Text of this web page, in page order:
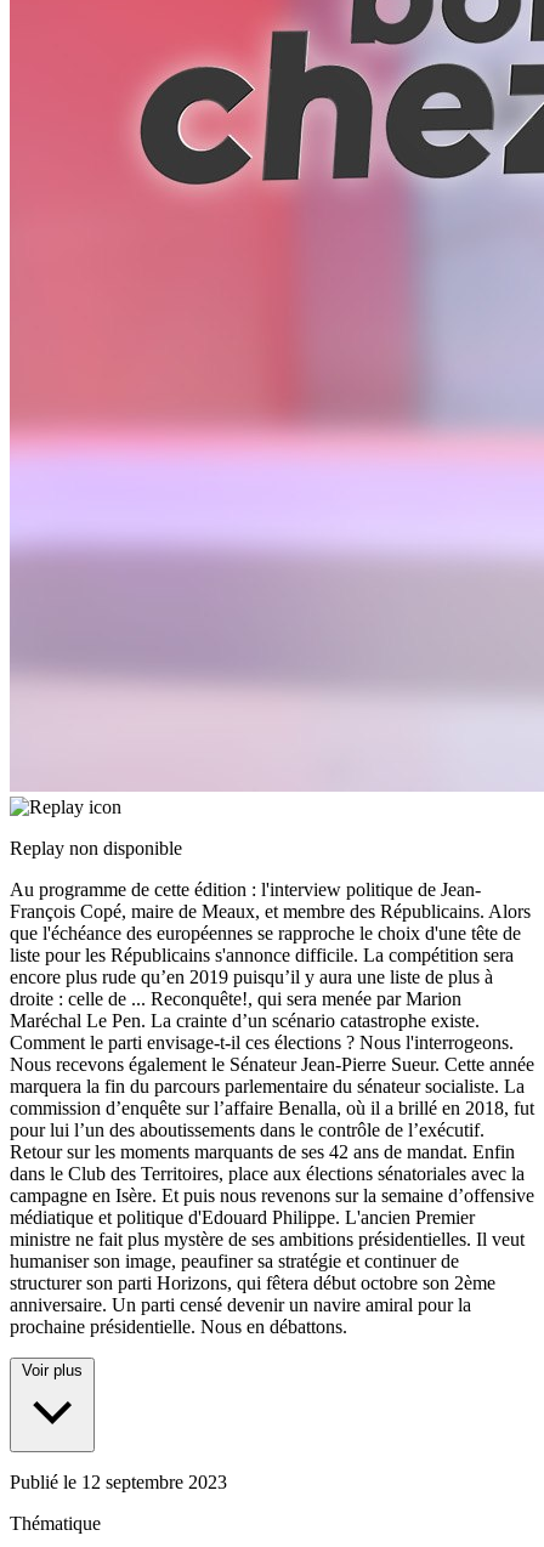
Replay non disponible
Au programme de cette édition : l'interview politique de Jean-
François Copé, maire de Meaux, et membre des Républicains. Alors
que l'échéance des européennes se rapproche le choix d'une tête de
liste pour les Républicains s'annonce difficile. La compétition sera
encore plus rude qu’en 2019 puisqu’il y aura une liste de plus à
droite : celle de ... Reconquête!, qui sera menée par Marion
Maréchal Le Pen. La crainte d’un scénario catastrophe existe.
Comment le parti envisage-t-il ces élections ? Nous l'interrogeons.
Nous recevons également le Sénateur Jean-Pierre Sueur. Cette année
marquera la fin du parcours parlementaire du sénateur socialiste. La
commission d’enquête sur l’affaire Benalla, où il a brillé en 2018, fut
pour lui l’un des aboutissements dans le contrôle de l’exécutif.
Retour sur les moments marquants de ses 42 ans de mandat. Enfin
dans le Club des Territoires, place aux élections sénatoriales avec la
campagne en Isère. Et puis nous revenons sur la semaine d’offensive
médiatique et politique d'Edouard Philippe. L'ancien Premier
ministre ne fait plus mystère de ses ambitions présidentielles. Il veut
humaniser son image, peaufiner sa stratégie et continuer de
structurer son parti Horizons, qui fêtera début octobre son 2ème
anniversaire. Un parti censé devenir un navire amiral pour la
prochaine présidentielle. Nous en débattons.
Voir plus
Publié le 12 septembre 2023
Thématique